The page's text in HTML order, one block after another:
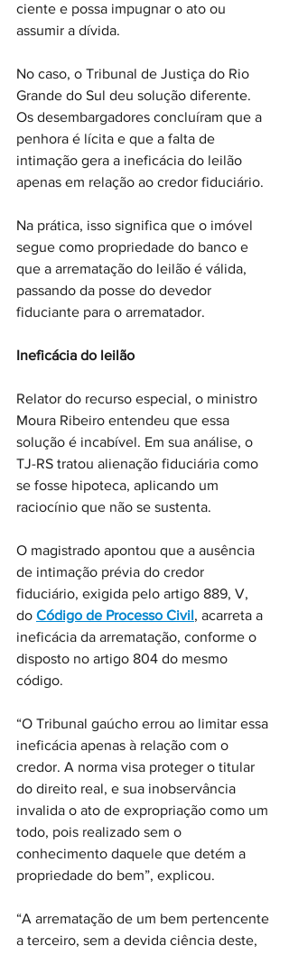
ciente e possa impugnar o ato ou
assumir a dívida.
No caso, o Tribunal de Justiça do Rio
Grande do Sul deu solução diferente.
Os desembargadores concluíram que a
penhora é lícita e que a falta de
intimação gera a ineficácia do leilão
apenas em relação ao credor fiduciário.
Na prática, isso significa que o imóvel
segue como propriedade do banco e
que a arrematação do leilão é válida,
passando da posse do devedor
fiduciante para o arrematador.
Ineficácia do leilão
Relator do recurso especial, o ministro
Moura Ribeiro entendeu que essa
solução é incabível. Em sua análise, o
TJ-RS tratou alienação fiduciária como
se fosse hipoteca, aplicando um
raciocínio que não se sustenta.
O magistrado apontou que a ausência
de intimação prévia do credor
fiduciário, exigida pelo artigo 889, V,
do Código de Processo Civil, acarreta a
ineficácia da arrematação, conforme o
disposto no artigo 804 do mesmo
código.
“O Tribunal gaúcho errou ao limitar essa
ineficácia apenas à relação com o
credor. A norma visa proteger o titular
do direito real, e sua inobservância
invalida o ato de expropriação como um
todo, pois realizado sem o
conhecimento daquele que detém a
propriedade do bem”, explicou.
“A arrematação de um bem pertencente
a terceiro, sem a devida ciência deste,